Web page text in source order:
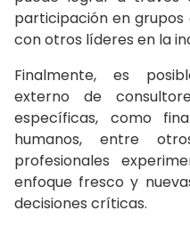
participación en grupos
con otros líderes en la
Finalmente, es
externo de
específicas, como
humanos, entre
profesionales
enfoque fresco y
decisiones críticas.